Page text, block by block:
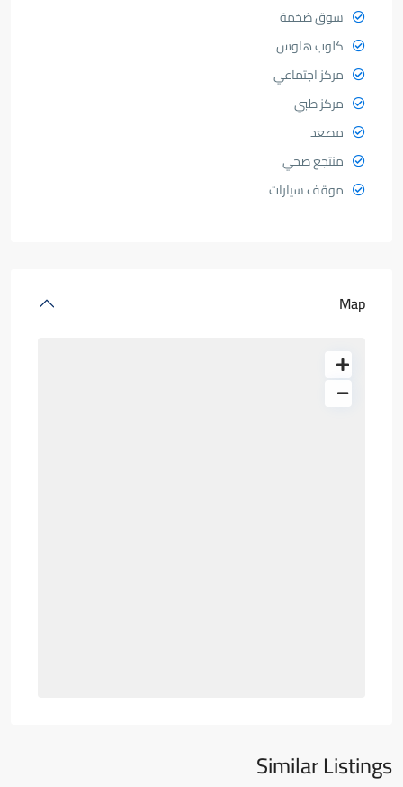
سوق ضخمة
كلوب هاوس
مركز اجتماعي
مركز طبي
مصعد
منتجع صحي
موقف سيارات
Map
Similar Listings